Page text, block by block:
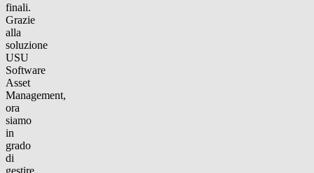
finali.
Grazie
alla
soluzione
USU
Software
Asset
Management,
ora
siamo
in
grado
di